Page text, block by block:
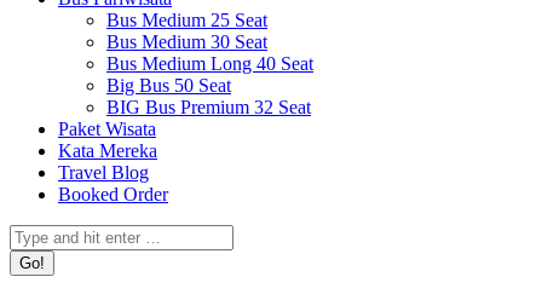
Bus Medium 25 Seat
Bus Medium 30 Seat
Bus Medium Long 40 Seat
Big Bus 50 Seat
BIG Bus Premium 32 Seat
Paket Wisata
Kata Mereka
Travel Blog
Booked Order
Search: